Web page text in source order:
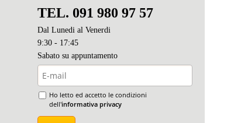
TEL. 091 980 97 57
Dal Lunedi al Venerdi
9:30 - 17:45
Sabato su appuntamento
Ho letto ed accetto le condizioni
dell'informativa privacy